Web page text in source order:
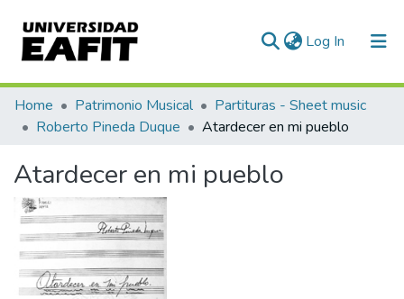
Log In (current)
Communities & Collections
All of DSpace
Statistics
Home Patrimonio Musical
Partituras - Sheet music
Roberto Pineda Duque
Atardecer en mi pueblo
Atardecer en mi pueblo